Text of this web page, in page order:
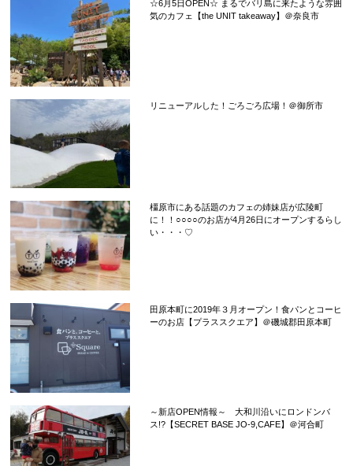
☆6月5日OPEN☆ まるでバリ島に来たような雰囲
気のカフェ【the UNIT takeaway】＠奈良市
リニューアルした！ごろごろ広場！＠御所市
橿原市にある話題のカフェの姉妹店が広陵町
に！！○○○○のお店が4月26日にオープンするらし
い・・・♡
田原本町に2019年３月オープン！食パンとコーヒ
ーのお店【プラススクエア】＠磯城郡田原本町
～新店OPEN情報～ 大和川沿いにロンドンバ
ス!?【SECRET BASE JO-9,CAFE】＠河合町